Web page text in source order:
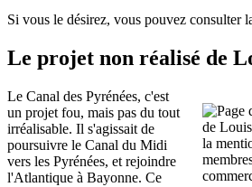
Si vous le désirez, vous pouvez consulter
Le projet non réalisé de
Le Canal des Pyrénées, c'est
un projet fou, mais pas du tout
irréalisable. Il s'agissait de
poursuivre le Canal du Midi
vers les Pyrénées, et rejoindre
l'Atlantique à Bayonne. Ce